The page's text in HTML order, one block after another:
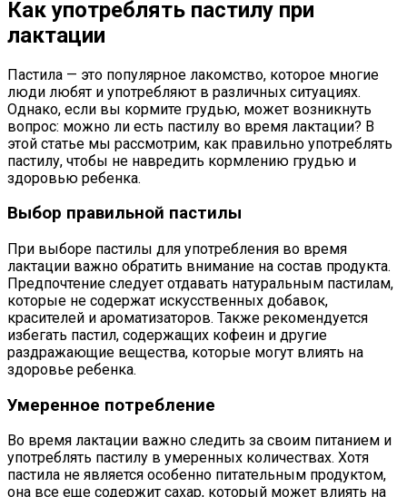
Как употреблять пастилу при
лактации
Пастила — это популярное лакомство, которое многие
люди любят и употребляют в различных ситуациях.
Однако, если вы кормите грудью, может возникнуть
вопрос: можно ли есть пастилу во время лактации? В
этой статье мы рассмотрим, как правильно употреблять
пастилу, чтобы не навредить кормлению грудью и
здоровью ребенка.
Выбор правильной пастилы
При выборе пастилы для употребления во время
лактации важно обратить внимание на состав продукта.
Предпочтение следует отдавать натуральным пастилам,
которые не содержат искусственных добавок,
красителей и ароматизаторов. Также рекомендуется
избегать пастил, содержащих кофеин и другие
раздражающие вещества, которые могут влиять на
здоровье ребенка.
Умеренное потребление
Во время лактации важно следить за своим питанием и
употреблять пастилу в умеренных количествах. Хотя
пастила не является особенно питательным продуктом,
она все еще содержит сахар, который может влиять на